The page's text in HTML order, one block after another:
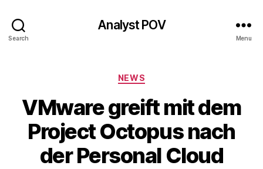
Search
Analyst POV
Menu
Categories
NEWS
VMware greift mit dem
Project Octopus nach
der Personal Cloud